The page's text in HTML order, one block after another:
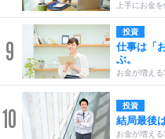
上手にお金
9
投資
仕事は「
ぶ。
お金が増え
10 投資
結局最後
お金が増え